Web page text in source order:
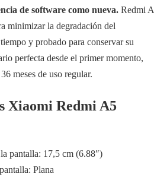
de software como nueva. Redmi
minimizar la degradación del
y probado para conservar su
perfecta desde el primer momento,
meses de uso regular.
Xiaomi Redmi A5
pantalla: 17,5 cm (6.88″)
Plana